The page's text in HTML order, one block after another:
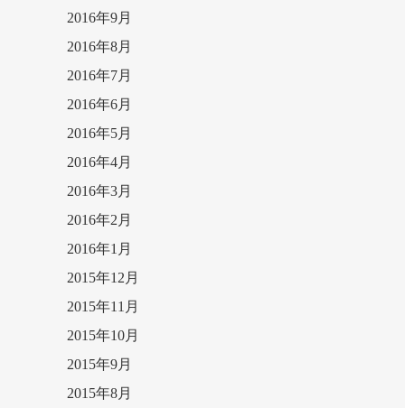
2016年9月
2016年8月
2016年7月
2016年6月
2016年5月
2016年4月
2016年3月
2016年2月
2016年1月
2015年12月
2015年11月
2015年10月
2015年9月
2015年8月